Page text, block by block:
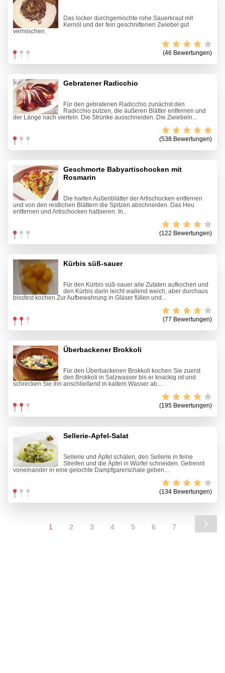
Das locker durchgemischte rohe Sauerkraut mit
Kernöl und der fein geschnittenen Zwiebel gut
vermischen.
(46 Bewertungen)
Gebratener Radicchio
Für den gebratenen Radicchio zunächst den
Radicchio putzen, die äußeren Blätter entfernen und
der Länge nach vierteln. Die Strünke ausschneiden. Die Zwiebeln...
(538 Bewertungen)
Geschmorte Babyartischocken mit
Rosmarin
Die harten Außenblätter der Artischocken entfernen
und von den restlichen Blättern die Spitzen abschneiden. Das Heu
entfernen und Artischocken halbieren. In...
(122 Bewertungen)
Kürbis süß-sauer
Für den Kürbis süß-sauer alle Zutaten aufkochen und
den Kürbis darin leicht wallend weich, aber durchaus
bissfest kochen.Zur Aufbewahrung in Gläser füllen und...
(77 Bewertungen)
Überbackener Brokkoli
Für den Überbackenen Brokkoli kochen Sie zuerst
den Brokkoli in Salzwasser bis er knackig ist und
schrecken Sie ihn anschließend in kaltem Wasser ab....
(195 Bewertungen)
Sellerie-Apfel-Salat
Sellerie und Äpfel schälen, den Sellerie in feine
Streifen und die Äpfel in Würfel schneiden. Getrennt
voneinander in eine gelochte Dampfgarerschale geben....
(134 Bewertungen)
1 2 3 4 5 6 7